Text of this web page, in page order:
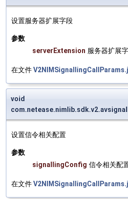
设置服务器扩展字段
参数
serverExtension 服务器扩展
在文件
void
设置信令相关配置
参数
signallingConfig 信令相关配
在文件